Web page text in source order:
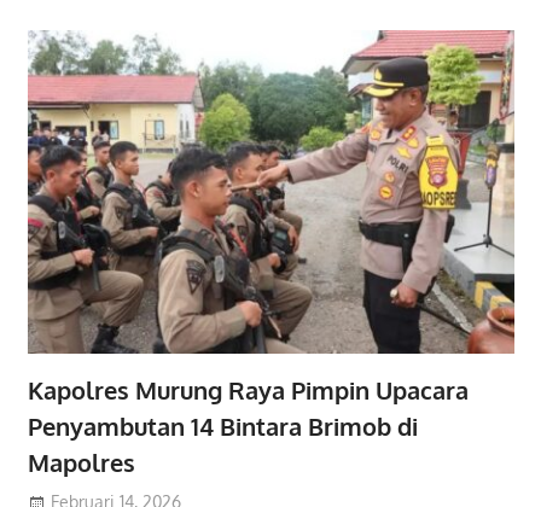
Kapolres Murung Raya Pimpin Upacara
Penyambutan 14 Bintara Brimob di
Mapolres
Februari 14, 2026